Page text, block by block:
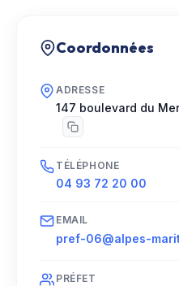
Coordonnées
ADRESSE
147 boulevard du
TÉLÉPHONE
04 93 72 20 00
EMAIL
pref-06@alpes-
PRÉFET